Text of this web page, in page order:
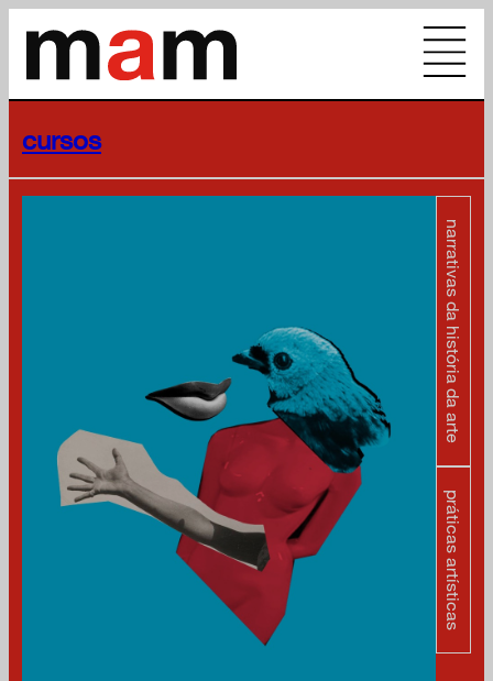
cursos
narrativas da história da arte
práticas artísticas